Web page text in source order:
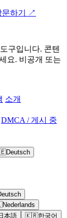
문하기 ↗
구입니다. 콘텐
요. 비공개 또는
소개
DMCA / 게시 중
Deutsch
Nederlands
本語 🇰🇷한국어